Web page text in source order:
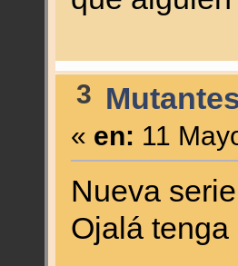
3
« en: 11
Nueva
Ojalá tenga